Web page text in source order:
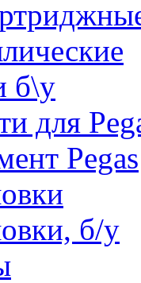
б\у
для
Pegas
б/у